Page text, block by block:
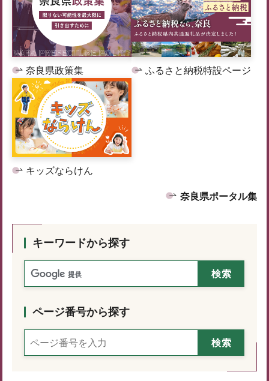
奈良県政策集 ふるさと納税特設ページ
キッズならけん
奈良県ポータル集
キーワードから探す
ページ番号から探す